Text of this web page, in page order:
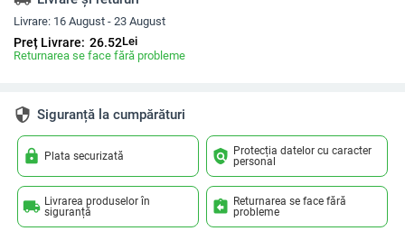
Livrare: 16 August - 23 August
Preț Livrare: 26.52Lei
Returnarea se face fără probleme
security Siguranță la cumpărături
lock Plata securizată policy Protecția datelor cu caracter
personal
local_shipping Livrarea produselor în
siguranță
assignment_return Returnarea se face fără
probleme